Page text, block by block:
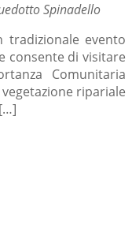
Spinadello
tradizionale evento
consente di visitare
Comunitaria
ripariale